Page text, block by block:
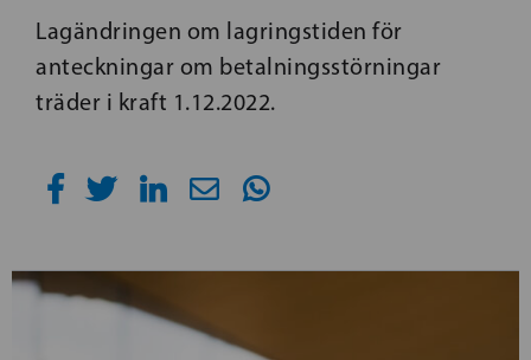
Lagändringen om lagringstiden för
anteckningar om betalningsstörningar
träder i kraft 1.12.2022.